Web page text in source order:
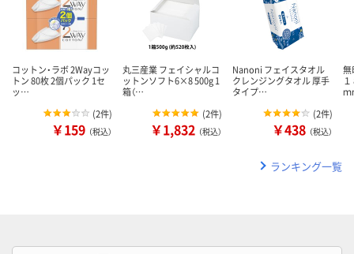
コットン・ラボ 2Wayコッ
トン 80枚 2個パック 1セ
ッ…
(2件)
￥159 （税込）
丸三産業 フェイシャルコ
ットンソフト6×8 500g 1
箱（…
(2件)
￥1,832 （税込）
Nanoni フェイスタオル
クレンジングタオル 厚手
タイプ…
(2件)
￥438 （税込）
無
ランキング一覧